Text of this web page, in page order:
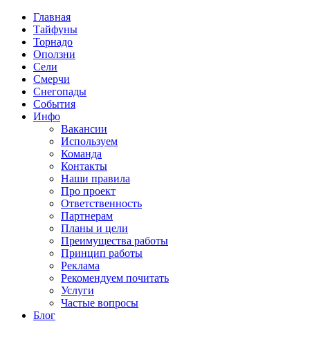
Главная
Тайфуны
Торнадо
Оползни
Сели
Смерчи
Снегопады
События
Инфо
Вакансии
Используем
Команда
Контакты
Наши правила
Про проект
Ответственность
Партнерам
Планы и цели
Преимущества работы
Принцип работы
Реклама
Рекомендуем почитать
Услуги
Частые вопросы
Блог